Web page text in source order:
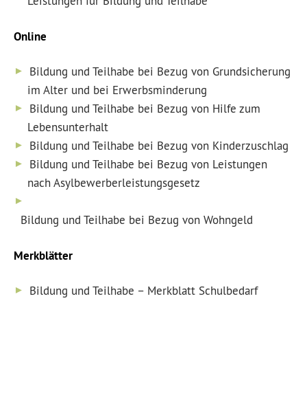
Online
Bildung und Teilhabe bei Bezug von Grundsicherung
im Alter und bei Erwerbsminderung
Bildung und Teilhabe bei Bezug von Hilfe zum
Lebensunterhalt
Bildung und Teilhabe bei Bezug von Kinderzuschlag
Bildung und Teilhabe bei Bezug von Leistungen
nach Asylbewerberleistungsgesetz
Bildung und Teilhabe bei Bezug von Wohngeld
Merkblätter
Bildung und Teilhabe – Merkblatt Schulbedarf